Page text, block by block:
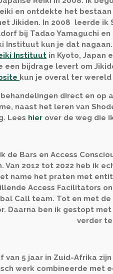
en ontdekte het bestaan
Jikiden. In 2008 leerde ik
bij Tadao Yamaguchi en
Instituut kun je dat
Instituut in Kyoto, Japan
een bijdrage levert om
kun je overal ter wereld
direct en op
naast het leren van
Lees hierover de weg die
de Bars en Access
Van 2012 tot 2022 heb ik
name het praten met
Access Facilitators
Call team. Tot en met
Daarna ben ik gestopt
verder
van 5 jaar in Zuid-Afrika
werk combineerde met